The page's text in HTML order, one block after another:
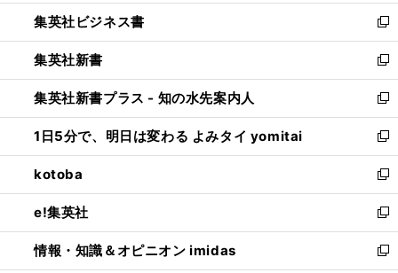
く
ウ
で
開
く
ン
ド
ウ
で
開
く
し
い
ウ
ィ
ン
ド
ウ
で
開
く
集英社ビジネス書
新
し
い
ウ
ィ
ン
ド
ウ
で
開
く
集英社新書
新
し
い
ウ
ィ
ン
ド
ウ
で
開
く
集英社新書プラス - 知の水先案内人
新
し
い
ウ
ィ
ン
ド
ウ
で
開
1日5分で、明日は変わる よみタイ yomitai
新
し
い
ウ
ィ
ン
ド
kotoba
新
し
い
ウ
ィ
e!集英社
新
し
い
情報・知識＆オピニオン imidas
新